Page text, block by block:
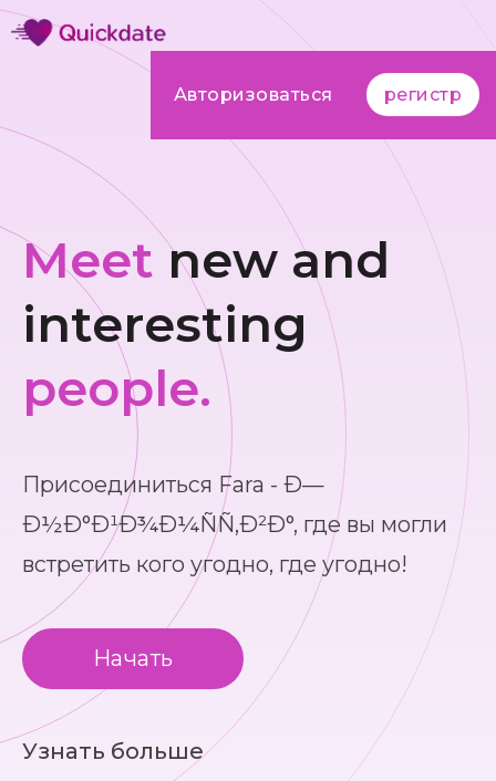
Авторизоваться регистр
Meet new and
interesting
people.
Присоединиться Fara - Ð—
Ð½Ð°Ð¹Ð¾Ð¼ÑÑ‚Ð²Ð°, где вы могли
встретить кого угодно, где угодно!
Начать
Узнать больше